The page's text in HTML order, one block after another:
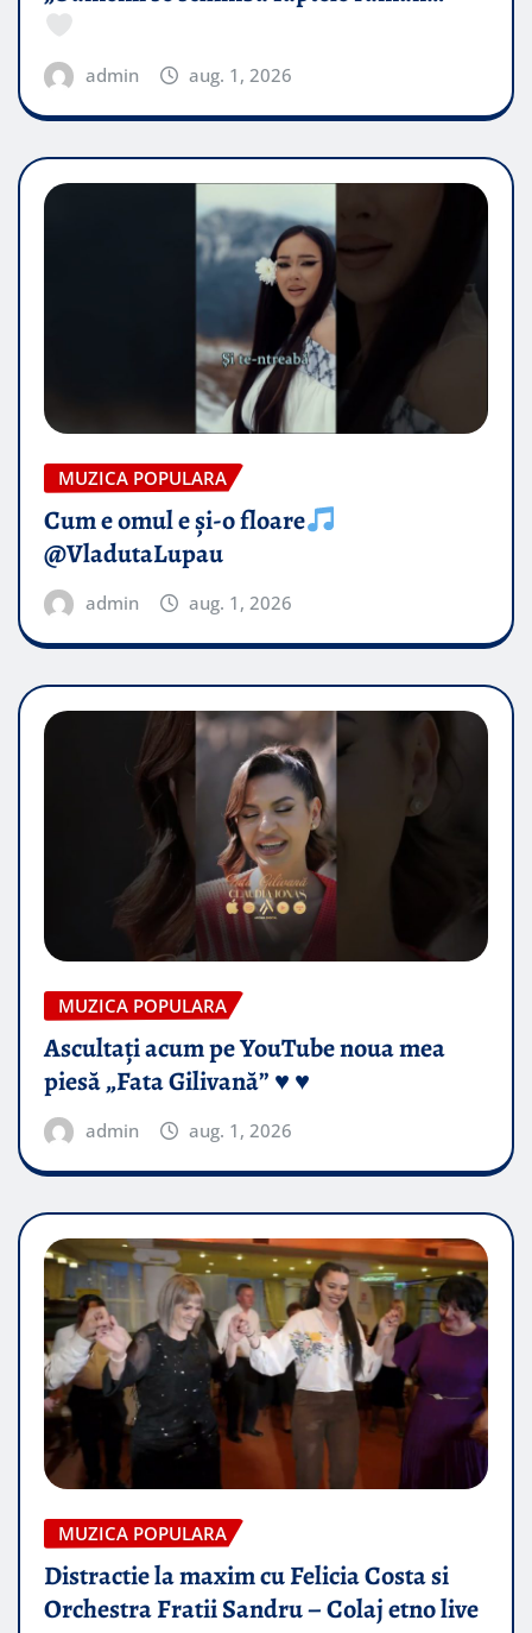
admin aug. 1, 2026
MUZICA POPULARA
Cum e omul e și-o floare
@VladutaLupau
admin aug. 1, 2026
MUZICA POPULARA
Ascultați acum pe YouTube noua mea
piesă „Fata Gilivană” ♥️ ♥️
admin aug. 1, 2026
MUZICA POPULARA
Distractie la maxim cu Felicia Costa si
Orchestra Fratii Sandru – Colaj etno live